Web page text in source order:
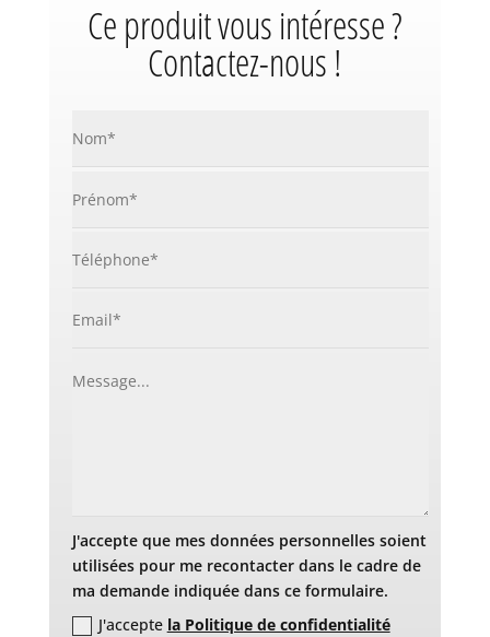
Ce produit vous intéresse ?
Contactez-nous !
J'accepte que mes données personnelles soient
utilisées pour me recontacter dans le cadre de
ma demande indiquée dans ce formulaire.
J'accepte la Politique de confidentialité